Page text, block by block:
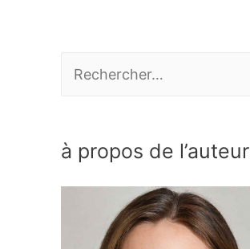
h
à propos de l’auteur